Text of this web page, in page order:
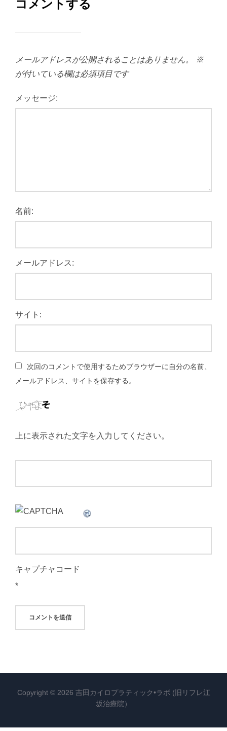
コメントする
メールアドレスが公開されることはありません。
※
が付いている欄は必須項目です
メッセージ:
名前:
メールアドレス:
サイト:
次回のコメントで使用するためブラウザーに自分の名前、
メールアドレス、サイトを保存する。
上に表示された文字を入力してください。
キャプチャコード
*
Copyright © 2026 吉田カイロプラティック•ラボ (旧リフレ江
坂治療院）